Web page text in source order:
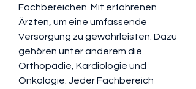
Fachbereichen. Mit erfahrenen
Ärzten, um eine umfassende
Versorgung zu gewährleisten. Dazu
gehören unter anderem die
Orthopädie, Kardiologie und
Onkologie. Jeder Fachbereich